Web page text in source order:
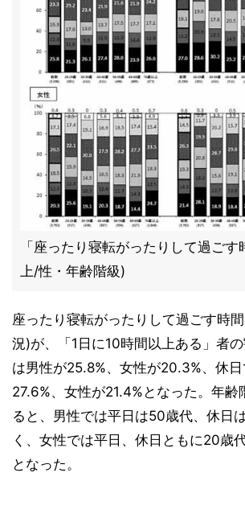
「座ったり寝転がったりして過ご
上/性・年齢階級)
座ったり寝転がったりして過ごす時
況)が、「1日に10時間以上ある」者
は男性が25.8%、女性が20.3%、休
27.6%、女性が21.4%となった。年齢
ると、男性では平日は50歳代、休日
く、女性では平日、休日ともに20歳
となった。